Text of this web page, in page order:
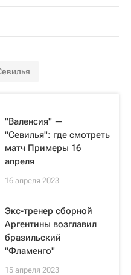
"Валенсия" —
"Севилья": где смотреть
матч Примеры 16
апреля
16 апреля 2023
Экс-тренер сборной
Аргентины возглавил
бразильский
"Фламенго"
15 апреля 2023